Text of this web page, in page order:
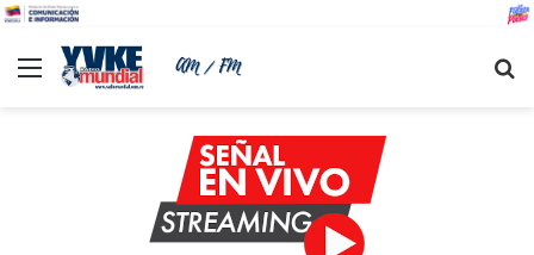
Menu